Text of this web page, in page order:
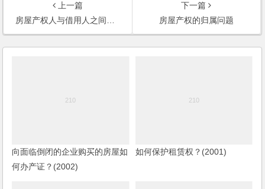
上一篇
房屋产权人与借用人之间的纠纷(2006)
下一篇
房屋产权的归属问题
向面临倒闭的企业购买的房屋如
何办产证？(2002)
如何保护租赁权？(2001)